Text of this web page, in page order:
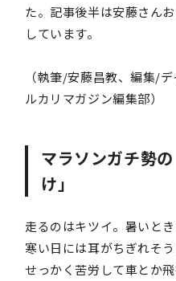
た。記事後半は安藤さん
しています。
（執筆/安藤昌教、編集/
ルカリマガジン編集部）
マラソンガチ勢
け」
走るのはキツイ。暑いと
寒い日には耳がちぎれそ
せっかく苦労して車とか